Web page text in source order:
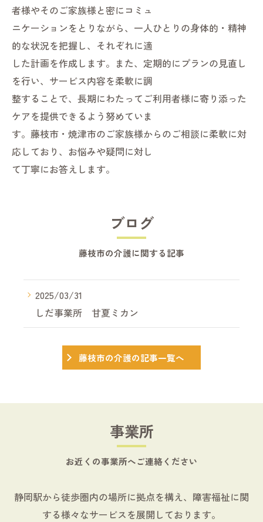
者様やそのご家族様と密にコミュ
ニケーションをとりながら、一人ひとりの身体的・精神
的な状況を把握し、それぞれに適
した計画を作成します。また、定期的にプランの見直し
を行い、サービス内容を柔軟に調
整することで、長期にわたってご利用者様に寄り添った
ケアを提供できるよう努めていま
す。藤枝市・焼津市のご家族様からのご相談に柔軟に対
応しており、お悩みや疑問に対し
て丁寧にお答えします。
ブログ
藤枝市の介護に関する記事
2025/03/31
しだ事業所 甘夏ミカン
藤枝市の介護の記事一覧へ
お近くの事業所へご連絡ください
事業所
静岡駅から徒歩圏内の場所に拠点を構え、障害福祉に関
する様々なサービスを展開しております。